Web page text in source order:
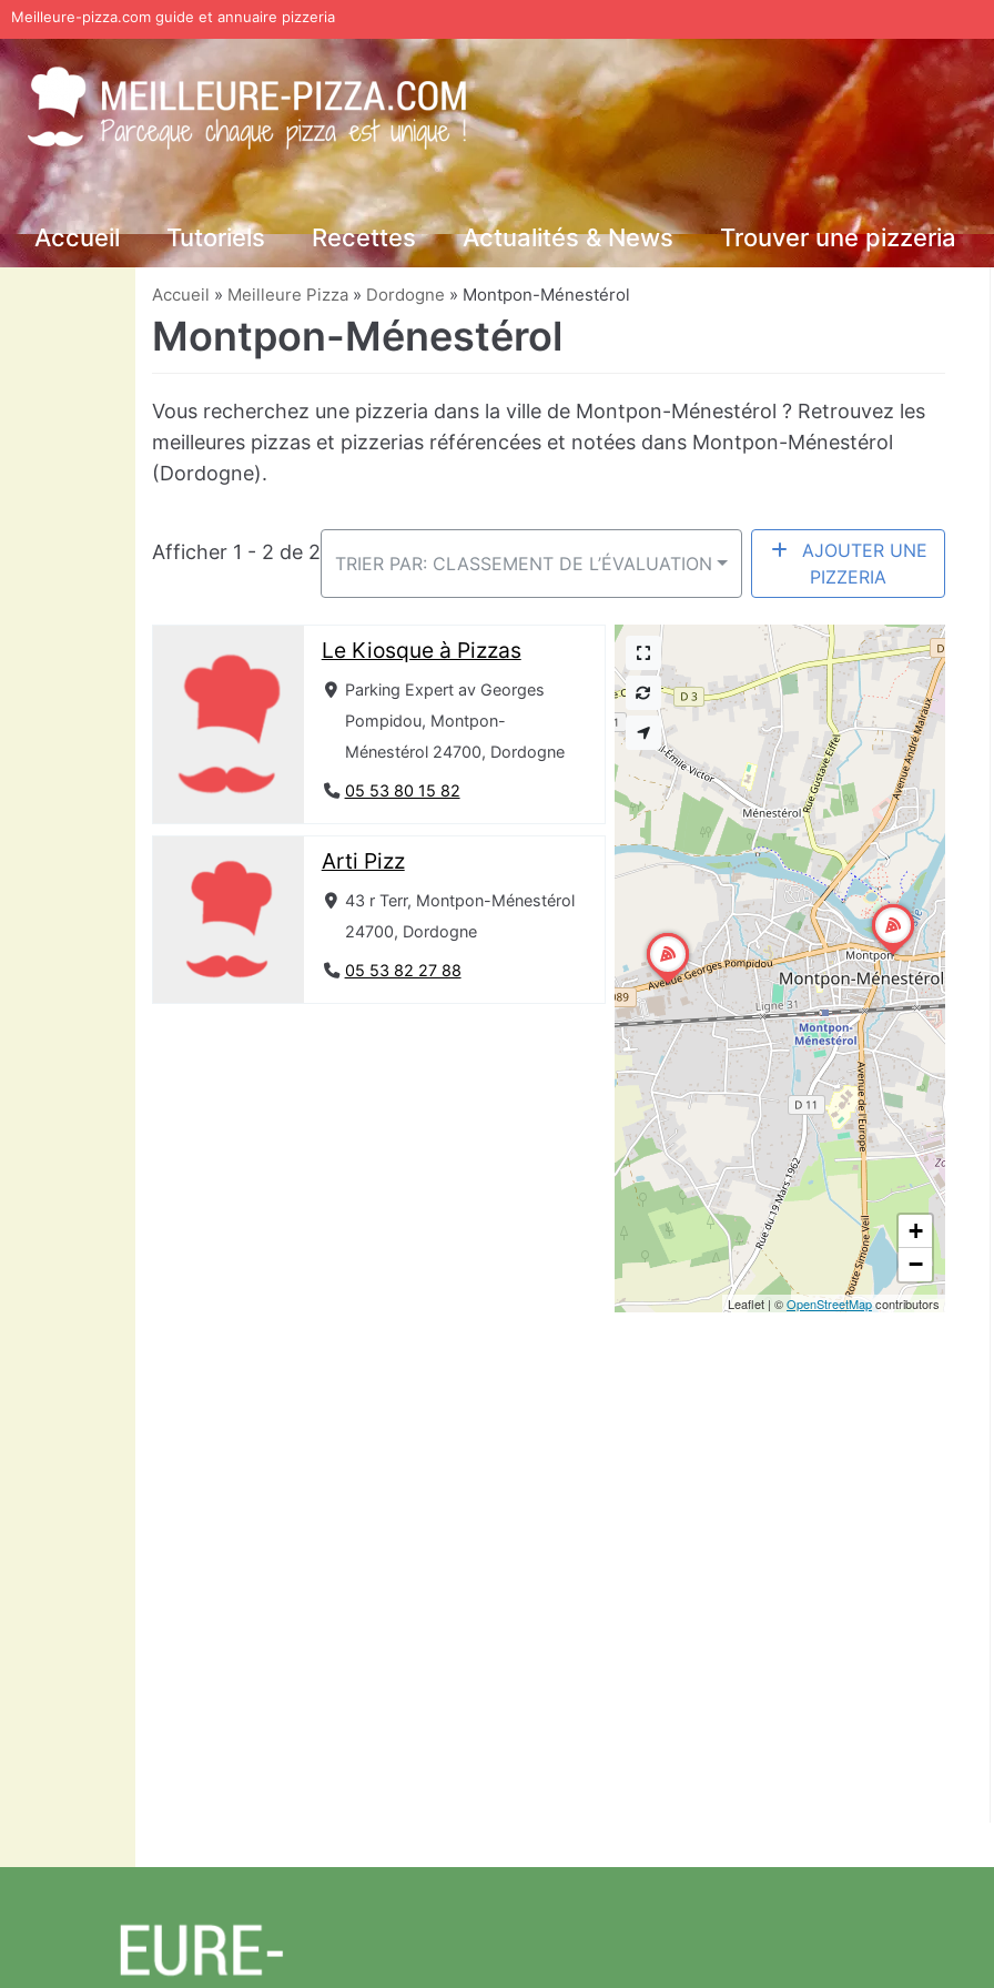
Aller
au
contenu
Meilleure-pizza.com guide et annuaire pizzeria
Accueil Tutoriels Recettes Actualités & News Trouver une pizzeria
Accueil » Meilleure Pizza » Dordogne » Montpon-Ménestérol
Montpon-Ménestérol
Vous recherchez une pizzeria dans la ville de Montpon-Ménestérol ? Retrouvez les
meilleures pizzas et pizzerias référencées et notées dans Montpon-Ménestérol
(Dordogne).
Afficher 1 - 2 de 2 TRIER PAR: CLASSEMENT DE L’ÉVALUATION
AJOUTER UNE
PIZZERIA
Le Kiosque à Pizzas
Parking Expert av Georges
Pompidou, Montpon-
Ménestérol 24700, Dordogne
05 53 80 15 82
Arti Pizz
43 r Terr, Montpon-Ménestérol
24700, Dordogne
05 53 82 27 88
+
−
Leaflet | ©OpenStreetMapcontributors